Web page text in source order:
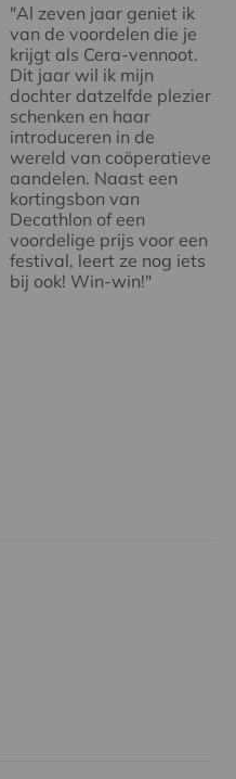
"Al zeven jaar geniet ik
van de voordelen die je
krijgt als Cera-vennoot.
Dit jaar wil ik mijn
dochter datzelfde plezier
schenken en haar
introduceren in de
wereld van coöperatieve
aandelen. Naast een
kortingsbon van
Decathlon of een
voordelige prijs voor een
festival, leert ze nog iets
bij ook! Win-win!"